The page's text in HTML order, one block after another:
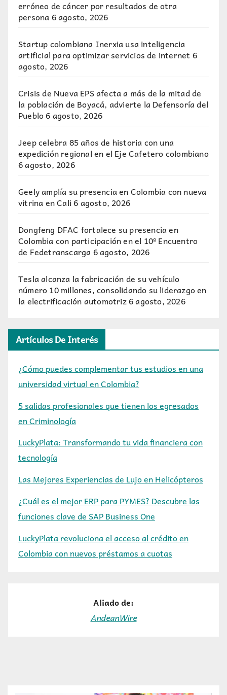
erróneo de cáncer por resultados de otra
persona6 agosto, 2026
Startup colombiana Inerxia usa inteligencia
artificial para optimizar servicios de internet 6
agosto, 2026
Crisis de Nueva EPS afecta a más de la mitad de
la población de Boyacá, advierte la Defensoría del
Pueblo6 agosto, 2026
Jeep celebra 85 años de historia con una
expedición regional en el Eje Cafetero colombiano
6 agosto, 2026
Geely amplía su presencia en Colombia con nueva
vitrina en Cali 6 agosto, 2026
Dongfeng DFAC fortalece su presencia en
Colombia con participación en el 10º Encuentro
de Fedetranscarga6 agosto, 2026
Tesla alcanza la fabricación de su vehículo
número 10 millones, consolidando su liderazgo en
la electrificación automotriz6 agosto, 2026
Artículos De Interés
¿Cómo puedes complementar tus estudios en una
universidad virtual en Colombia?
5 salidas profesionales que tienen los egresados
en Criminología
LuckyPlata: Transformando tu vida financiera con
tecnología
Las Mejores Experiencias de Lujo en Helicópteros
¿Cuál es el mejor ERP para PYMES? Descubre las
funciones clave de SAP Business One
LuckyPlata revoluciona el acceso al crédito en
Colombia con nuevos préstamos a cuotas
Aliado de:
AndeanWire